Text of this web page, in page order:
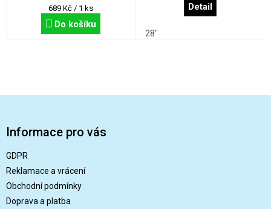
Měrná
cena:
689 Kč / 1 ks
Do košíku
Detail
28"
Informace pro vás
GDPR
Reklamace a vrácení
Obchodní podmínky
Doprava a platba